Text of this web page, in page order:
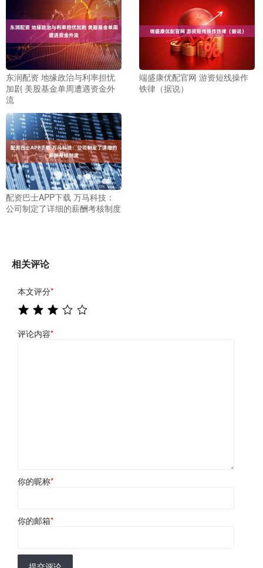
东润配资 地缘政治与利率担忧
加剧 美股基金单周遭遇资金外
流
端盛康优配官网 游资短线操作
铁律（据说）
配资巴士APP下载 万马科技：
公司制定了详细的薪酬考核制度
相关评论
本文评分*
评论内容*
你的昵称*
你的邮箱*